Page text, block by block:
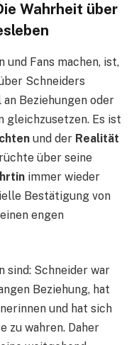
Wahrheit über
und Fans machen, ist,
Schneiders
Beziehungen oder
gleichzusetzen. Es ist
und der Realität
über seine
immer wieder
Bestätigung von
engen
sind: Schneider war
Beziehung, hat
und hat sich
zu wahren. Daher